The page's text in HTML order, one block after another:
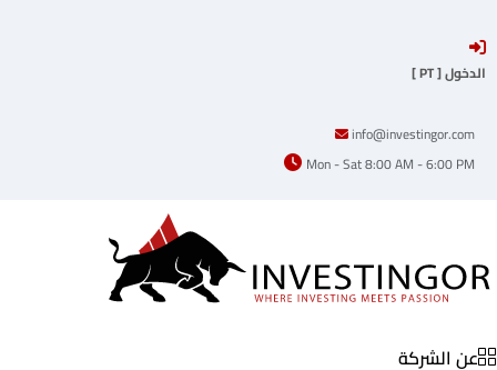
الدخول [ PT ]
info@investingor.com
Mon - Sat 8:00 AM - 6:00 PM
عن الشركة